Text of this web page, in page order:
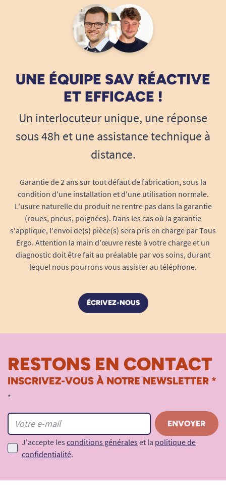
Tissu résistant: Toile robuste adaptée à
une utilisation quotidienne. Facile à
entretenir avec un chiffon humide.
Léger et sans gêne: Le sac ne rajoute pas
propulsion, ni le pliage du fauteuil.
Pourquoi choisir le sac de
rangement pour fauteuil roulant
?
Ce sac s’adresse aux utilisateurs de fauteuils
rapide et simple à leurs objets du quotidien,
sans sacrifier leur confort ni encombrer leurs
poches.
Il est également très utile pour les aidants ou les
accompagnants, qui peuvent y placer les affaires
de la personne accompagnée (ordonnances,
documents, petits achats...).
Autres caractéristiques techniques :
: nettoyage avec un chiffon
Compatibilité: convient à la majorité des
tubulaire
UNE ÉQUIPE SAV RÉACTIVE
ET EFFICACE !
Un interlocuteur unique, une réponse
sous 48h et une assistance technique à
distance.
Garantie de 2 ans sur tout défaut de fabrication, sous la
condition d'une installation et d'une utilisation normale.
L'usure naturelle du produit ne rentre pas dans la garantie
(roues, pneus, poignées). Dans les cas où la garantie
s'applique, l'envoi de(s) pièce(s) sera pris en charge par Tous
Ergo. Attention la main d'œuvre reste à votre charge et un
diagnostic doit être fait au préalable par vos soins, durant
lequel nous pourrons vous assister au téléphone.
ÉCRIVEZ-NOUS
RESTONS EN CONTACT
INSCRIVEZ-VOUS À NOTRE NEWSLETTER *
*
J'accepte les conditions générales et la politique de
confidentialité.